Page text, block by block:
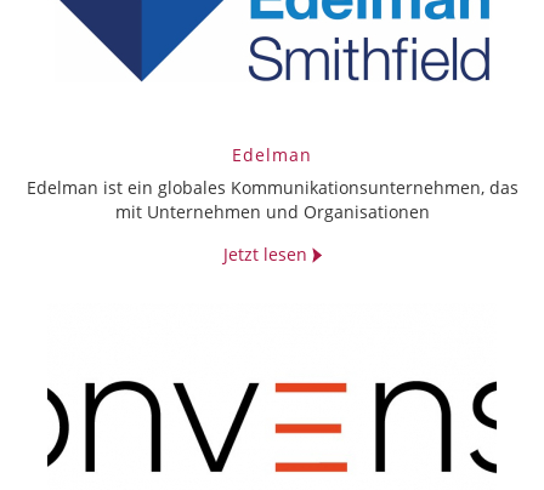
Edelman
Edelman ist ein globales Kommunikationsunternehmen, das
mit Unternehmen und Organisationen
Jetzt lesen